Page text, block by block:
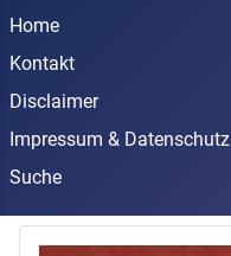
Home
Kontakt
Disclaimer
Impressum & Datenschutz
Suche